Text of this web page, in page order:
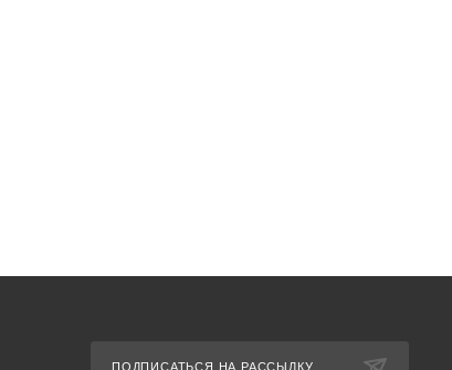
ПОДПИСАТЬСЯ НА РАССЫЛКУ